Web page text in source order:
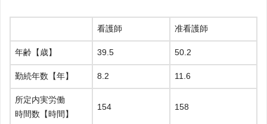
看護師 准看護師
年齢【歳】 39.5 50.2
勤続年数【年】 8.2 11.6
所定内実労働
時間数【時間】
154 158